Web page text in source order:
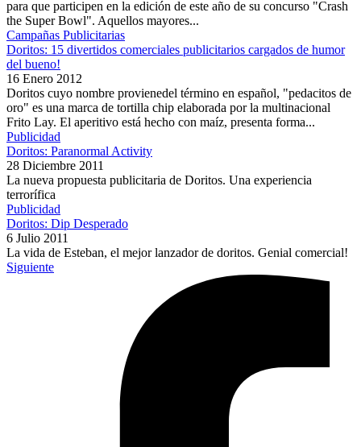
para que participen en la edición de este año de su concurso "Crash
the Super Bowl". Aquellos mayores...
Campañas Publicitarias
Doritos: 15 divertidos comerciales publicitarios cargados de humor
del bueno!
16 Enero 2012
Doritos cuyo nombre provienedel término en español, "pedacitos de
oro" es una marca de tortilla chip elaborada por la multinacional
Frito Lay. El aperitivo está hecho con maíz, presenta forma...
Publicidad
Doritos: Paranormal Activity
28 Diciembre 2011
La nueva propuesta publicitaria de Doritos. Una experiencia
terrorífica
Publicidad
Doritos: Dip Desperado
6 Julio 2011
La vida de Esteban, el mejor lanzador de doritos. Genial comercial!
Siguiente